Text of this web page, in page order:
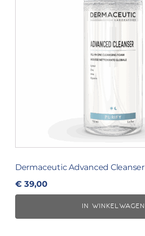
Dermaceutic Advanced Cleanser
€ 39,00
IN WINKELWAGEN